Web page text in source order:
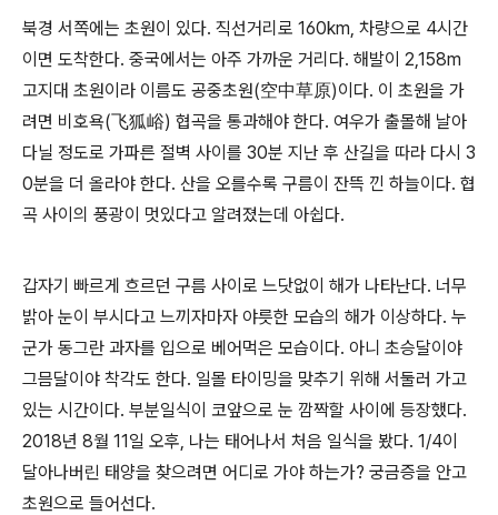
북경 서쪽에는 초원이 있다. 직선거리로 160km, 차량으로 4시간
이면 도착한다. 중국에서는 아주 가까운 거리다. 해발이 2,158m
고지대 초원이라 이름도 공중초원(空中草原)이다. 이 초원을 가
려면 비호욕(飞狐峪) 협곡을 통과해야 한다. 여우가 출몰해 날아
다닐 정도로 가파른 절벽 사이를 30분 지난 후 산길을 따라 다시 3
0분을 더 올라야 한다. 산을 오를수록 구름이 잔뜩 낀 하늘이다. 협
곡 사이의 풍광이 멋있다고 알려졌는데 아쉽다.
갑자기 빠르게 흐르던 구름 사이로 느닷없이 해가 나타난다. 너무
밝아 눈이 부시다고 느끼자마자 야릇한 모습의 해가 이상하다. 누
군가 동그란 과자를 입으로 베어먹은 모습이다. 아니 초승달이야
그믐달이야 착각도 한다. 일몰 타이밍을 맞추기 위해 서둘러 가고
있는 시간이다. 부분일식이 코앞으로 눈 깜짝할 사이에 등장했다.
2018년 8월 11일 오후, 나는 태어나서 처음 일식을 봤다. 1/4이
달아나버린 태양을 찾으려면 어디로 가야 하는가? 궁금증을 안고
초원으로 들어선다.